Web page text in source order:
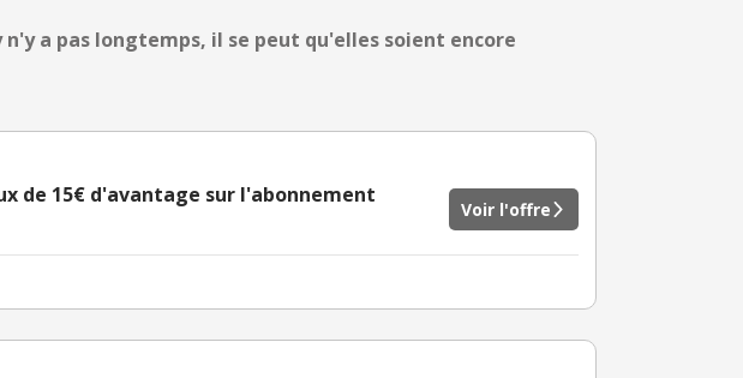
a pas longtemps, il se peut qu'elles soient encore
de 15€ d'avantage sur l'abonnement
Voir l'offre